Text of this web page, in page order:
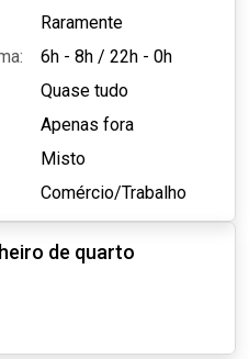
Raramente
6h - 8h / 22h - 0h
Quase tudo
Apenas fora
Misto
Comércio/Trabalho
de quarto